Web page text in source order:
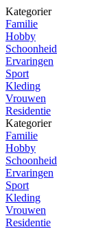
Kategorier
Familie
Hobby
Schoonheid
Ervaringen
Sport
Kleding
Vrouwen
Residentie
Kategorier
Familie
Hobby
Schoonheid
Ervaringen
Sport
Kleding
Vrouwen
Residentie